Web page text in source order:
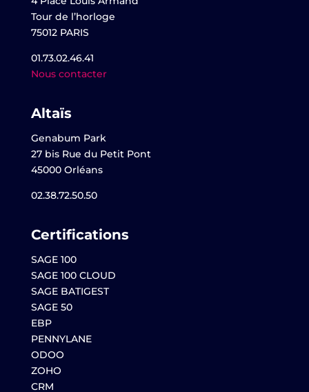
Tour de l’horloge
75012 PARIS
01.73.02.46.41
Nous contacter
Altaïs
Genabum Park
27 bis Rue du Petit Pont
45000 Orléans
02.38.72.50.50
Certifications
SAGE 100
SAGE 100 CLOUD
SAGE BATIGEST
SAGE 50
EBP
PENNYLANE
ODOO
ZOHO
CRM